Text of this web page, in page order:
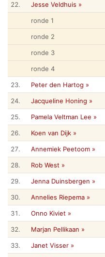
22. Jesse Veldhuis »
ronde 1
ronde 2
ronde 3
ronde 4
23. Peter den Hartog »
24. Jacqueline Honing »
25. Pamela Veltman Lee »
26. Koen van Dijk »
27. Annemiek Peetoom »
28. Rob West »
29. Jenna Duinsbergen »
30. Annelies Riepema »
31. Onno Kiviet »
32. Marjan Pellikaan »
33. Janet Visser »